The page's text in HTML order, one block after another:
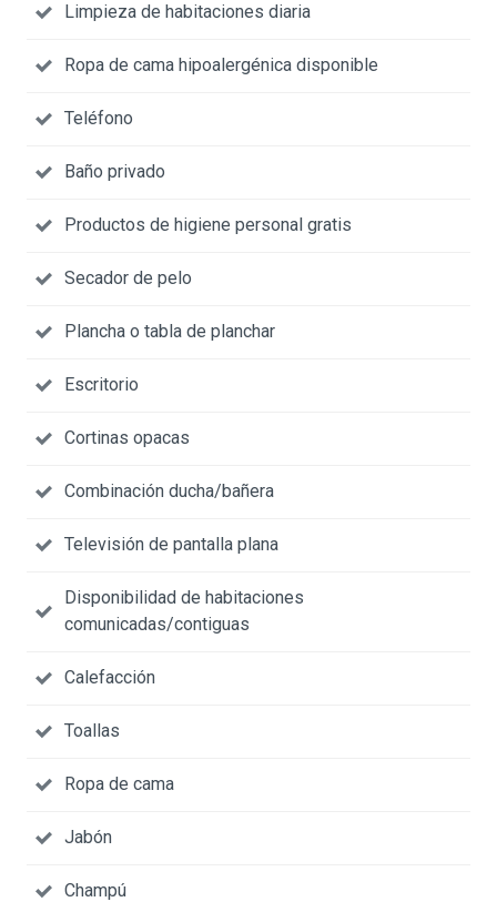
Limpieza de habitaciones diaria
Ropa de cama hipoalergénica disponible
Teléfono
Baño privado
Productos de higiene personal gratis
Secador de pelo
Plancha o tabla de planchar
Escritorio
Cortinas opacas
Combinación ducha/bañera
Televisión de pantalla plana
Disponibilidad de habitaciones
comunicadas/contiguas
Calefacción
Toallas
Ropa de cama
Jabón
Champú